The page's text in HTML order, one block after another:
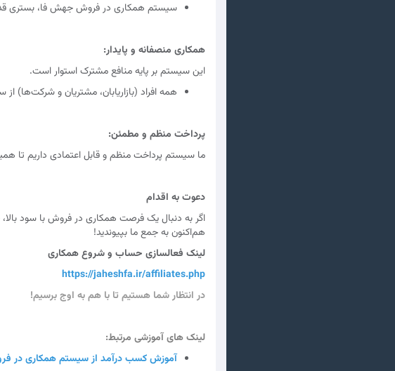
سیستم همکاری در فروش جهش فا، بستری
همکاری منصفانه و پایدار:
این سیستم بر پایه منافع مشترک استوار است.
همه افراد (بازاریابان، مشتریان و شرکت‌ها)
پرداخت منظم و مطمئن:
ما سیستم پرداخت منظم و قابل اعتمادی داریم تا
دعوت به اقدام
اگر به دنبال یک فرصت همکاری در فروش با سود
هم‌اکنون به جمع ما بپیوندید!
لینک فعالسازی حساب و شروع همکاری
https://jaheshfa.ir/affiliates.php
در انتظار شما هستیم تا با هم به اوج برسیم!
لینک های آموزشی مرتبط:
آموزش کسب درآمد از سیستم همکاری در